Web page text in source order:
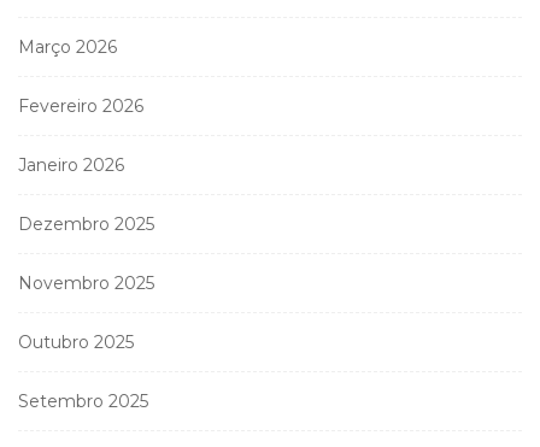
Março 2026
Fevereiro 2026
Janeiro 2026
Dezembro 2025
Novembro 2025
Outubro 2025
Setembro 2025